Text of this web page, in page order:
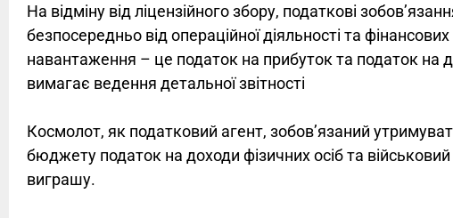
На відміну від ліцензійного збору, податкові
безпосередньо від операційної діяльності та
навантаження – це податок на прибуток та податок на
вимагає ведення детальної звітності
Космолот, як податковий агент, зобов’язаний
бюджету податок на доходи фізичних осіб та
виграшу.